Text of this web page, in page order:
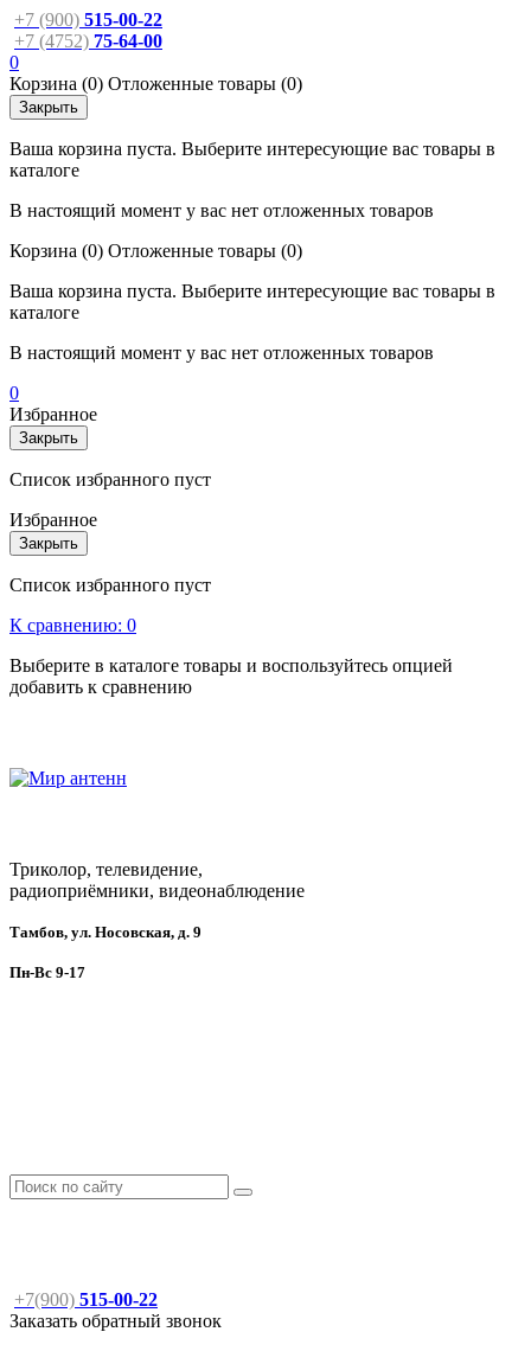
+7 (900) 515-00-22
+7 (4752) 75-64-00
0
Корзина (0) Отложенные товары (0)
Закрыть
Ваша корзина пуста. Выберите интересующие вас товары в
каталоге
В настоящий момент у вас нет отложенных товаров
Корзина (0) Отложенные товары (0)
Ваша корзина пуста. Выберите интересующие вас товары в
каталоге
В настоящий момент у вас нет отложенных товаров
0
Избранное
Закрыть
Список избранного пуст
Избранное
Закрыть
Список избранного пуст
К сравнению: 0
Выберите в каталоге товары и воспользуйтесь опцией
добавить к сравнению
Триколор, телевидение,
радиоприёмники, видеонаблюдение
Тамбов, ул. Носовская, д. 9
Пн-Вс 9-17
+7(900) 515-00-22
Заказать обратный звонок